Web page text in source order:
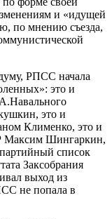
и «идущей
по мнению съезда,
РПСС начала
это и
это и
Клименко, это и
Максим Шингаркин,
список
Заксобрания
выход из
не попала в